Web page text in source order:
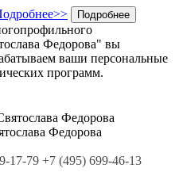
Подробнее
Федорова" вы
ваши персональные
программ.
Федорова
17-79 +7 (495) 699-46-13